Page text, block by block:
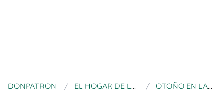
DONPATRON EL HOGAR DE LAS LANAS OTOÑO EN LA CIUDAD